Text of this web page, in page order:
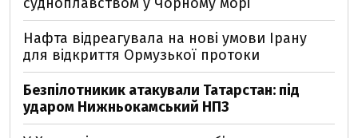
Нафта відреагувала на нові умови Ірану
для відкриття Ормузької протоки
Безпілотникик атакували Татарстан: під
ударом Нижньокамський НПЗ